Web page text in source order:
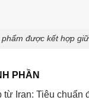
phẩm được kết hợp
PHẦN
từ Iran: Tiêu chuẩn